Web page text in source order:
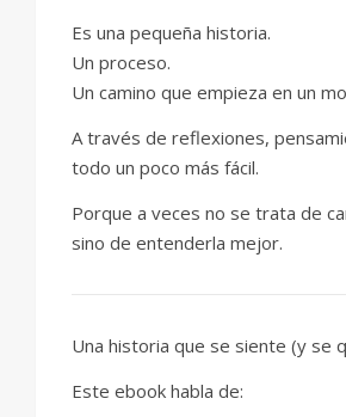
Es una pequeña historia.
Un proceso.
Un camino que empieza en un
A través de reflexiones,
todo un poco más fácil.
Porque a veces no se trata de
sino de entenderla mejor.
Una historia que se siente (y se
Este ebook habla de: